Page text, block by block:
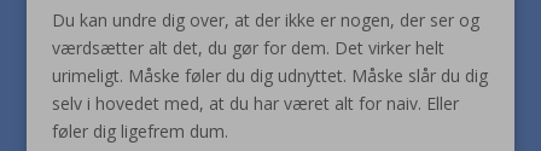
Du kan undre dig over, at der ikke er nogen, der ser og
værdsætter alt det, du gør for dem. Det virker helt
urimeligt. Måske føler du dig udnyttet. Måske slår du dig
selv i hovedet med, at du har været alt for naiv. Eller
føler dig ligefrem dum.